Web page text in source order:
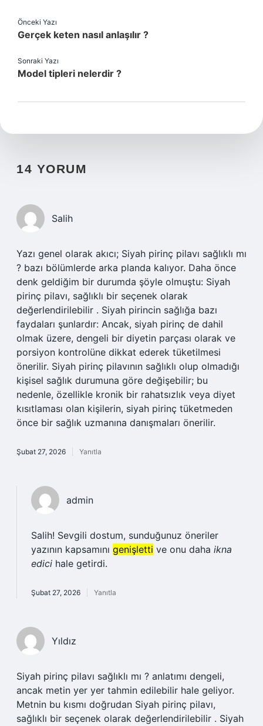
Önceki Yazı
Gerçek keten nasıl anlaşılır ?
Sonraki Yazı
Model tipleri nelerdir ?
14 YORUM
Salih
Yazı genel olarak akıcı; Siyah pirinç pilavı sağlıklı mı
? bazı bölümlerde arka planda kalıyor. Daha önce
denk geldiğim bir durumda şöyle olmuştu: Siyah
pirinç pilavı, sağlıklı bir seçenek olarak
değerlendirilebilir . Siyah pirincin sağlığa bazı
faydaları şunlardır: Ancak, siyah pirinç de dahil
olmak üzere, dengeli bir diyetin parçası olarak ve
porsiyon kontrolüne dikkat ederek tüketilmesi
önerilir. Siyah pirinç pilavının sağlıklı olup olmadığı
kişisel sağlık durumuna göre değişebilir; bu
nedenle, özellikle kronik bir rahatsızlık veya diyet
kısıtlaması olan kişilerin, siyah pirinç tüketmeden
önce bir sağlık uzmanına danışmaları önerilir.
Şubat 27, 2026 Yanıtla
admin
Salih! Sevgili dostum, sunduğunuz öneriler
yazının kapsamını genişletti ve onu daha ikna
edici hale getirdi.
Şubat 27, 2026 Yanıtla
Yıldız
Siyah pirinç pilavı sağlıklı mı ? anlatımı dengeli,
ancak metin yer yer tahmin edilebilir hale geliyor.
Metnin bu kısmı doğrudan Siyah pirinç pilavı,
sağlıklı bir seçenek olarak değerlendirilebilir . Siyah